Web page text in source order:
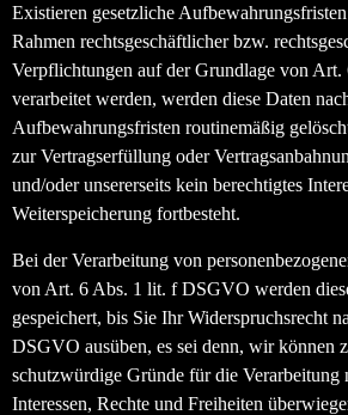
Existieren gesetzliche
Rahmen rechtsgeschäftlicher bzw.
Verpflichtungen auf der Grundlage von
verarbeitet werden, werden diese Daten
Aufbewahrungsfristen routinemäßig
zur Vertragserfüllung oder
und/oder unsererseits kein berechtigtes
Weiterspeicherung fortbesteht.
Bei der Verarbeitung von
von Art. 6 Abs. 1 lit. f DSGVO werden
gespeichert, bis Sie Ihr Widerspruchsrecht
DSGVO ausüben, es sei denn, wir können
schutzwürdige Gründe für die Verarbeitung
Interessen, Rechte und Freiheiten